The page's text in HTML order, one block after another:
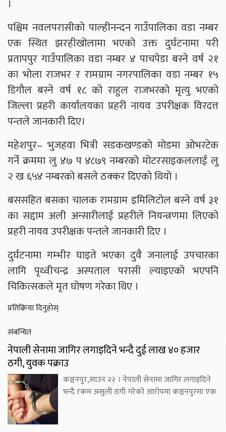
।
पश्चिम नवलपरासीको पाल्हीनन्दन गाउँपालिका वडा नम्बर
एक स्थित झरहीखोलामा भएको उक्त दुर्घटनामा परी
प्रतापपुर गाउँपालिका वडा नम्बर ४ पाचपेडा बस्ने वर्ष २१
का भोला राजभर र रामग्राम नगरपालिका वडा नम्बर १५
डिगौल बस्ने वर्ष १८ को राहुल राजभरको मृत्यु भएको
जिल्ला प्रहरी कार्यालयका प्रहरी नायव उपरीक्षक विरदत्त
पन्तले जानकारी दिए।
महेशपुर– भुजहवा भित्री सडकखण्डको मोडमा ओभरटेक
गर्ने क्रममा लु ४७ प ४८७९ नम्बरको मोटरसाइकललाई लु
२ ख ६५४ नम्बरको बसले ठक्कर दिएको थियो ।
बससहित बसका चालक रामग्राम इमिलिटोल बस्ने वर्ष ३१
का सद्दाम अली अन्सारीलाई प्रहरीले नियन्त्रणमा लिएको
प्रहरी नायव उपरीक्षक पन्तले जानकारी दिए ।
दुर्घटनामा गम्भीर घाइते भएका दुवै जनालाई उपचारका
लागि पृथ्वीचन्द्र अस्पताल परासी ल्याइएको भएपनि
चिकित्सकले मृत घोषण गरेका थिए ।
प्रतिक्रिया दिनुहोस्
संबन्धित
नेपाली सेनामा जागिर लगाइदिने भन्दै दुई लाख ४० हजार
ठगी, युवक पक्राउ
कञ्चनपुर,साउन २२ । नेपाली सेनामा जागिर लगाइदिने
भन्दै रकम असुली ठगी गरेको आरोपमा कञ्चनपुरमा एक